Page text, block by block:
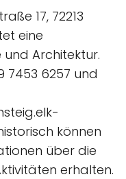
17, 72213
eine
Architektur.
7453 6257 und
können
über die
erhalten.